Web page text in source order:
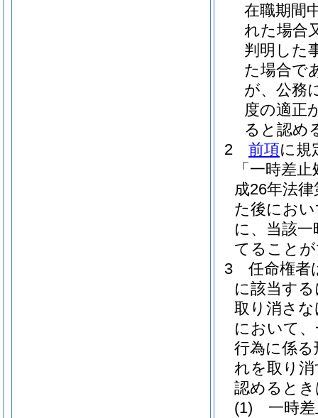
在職期間
れた場合
判明した
た場合で
が、公務
度の適正
ると認め
2
前項に規
「一時差
成26年法律
た後にお
に、当該
てること
3
任命権者
に該当す
取り消さ
において
行為に係
れを取り
認めると
(1)
一時